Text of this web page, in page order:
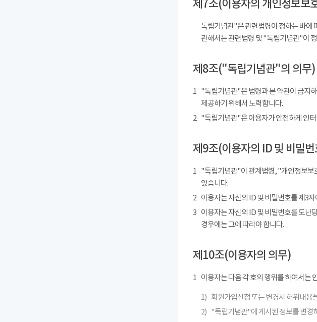
제7조(이용자의 개인정보보
독립기념관"은 관련법령이 정하는 바에
관해서는 관련법령 및 "독립기념관"이
제8조("독립기념관"의 의무)
1 "독립기념관"은 법령과 본 약관이 금지
제공하기 위해서 노력합니다.
2 "독립기념관"은 이용자가 안전하게 인
제9조(이용자의 ID 및 비밀
1 "독립기념관"이 관계법령, "개인정보보
있습니다.
2 이용자는 자신의 ID 및 비밀번호를 제3
3 이용자는 자신의 ID 및 비밀번호를 도
경우에는 그에 따라야 합니다.
제10조(이용자의 의무)
1 이용자는 다음 각 호의 행위를 하여서는
1) 회원가입신청 또는 변경시 허위내용
2) "독립기념관"에 게시된 정보를 변경